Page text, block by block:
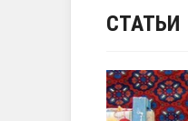
СТАТЬИ